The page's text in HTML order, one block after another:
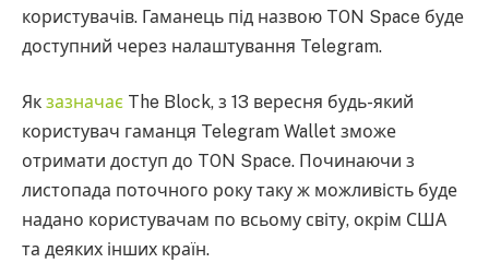
користувачів. Гаманець під назвою TON Space буде
доступний через налаштування Telegram.
Як зазначає The Block, з 13 вересня будь-який
користувач гаманця Telegram Wallet зможе
отримати доступ до TON Space. Починаючи з
листопада поточного року таку ж можливість буде
надано користувачам по всьому світу, окрім США
та деяких інших країн.